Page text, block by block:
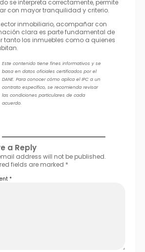
se interpreta correctamente, permite
con mayor tranquilidad y criterio.
inmobiliario, acompañar con
clara es parte fundamental de
tanto los inmuebles como a quienes
Este contenido tiene fines informativos y se
basa en datos oficiales certificados por el
DANE. Para conocer cómo aplica el IPC a un
contrato específico, se recomienda revisar
las condiciones particulares de cada
acuerdo.
a Reply
address will not be published.
fields are marked *
*